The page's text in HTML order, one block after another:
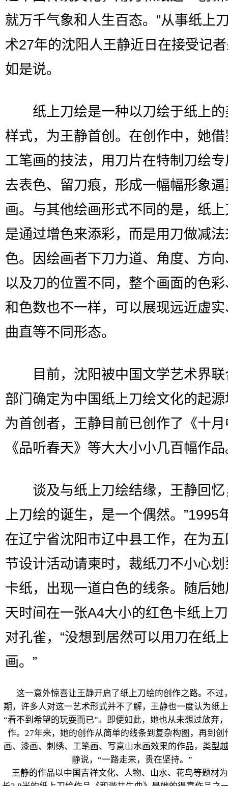
就万千气象和人生百态。”从事纸上
术27年的沈阳人王静近日在接受记
如是说。
纸上刀绘是一种以刀绘于纸上的
样式，为王静首创。在创作中，她
工笔画的技法，用刀片在特制刀绘
去表色、留刀痕，形成一幅幅形象
画。与其他绘画形式不同的是，纸
是通过增色来添彩，而是用刀做减
色。因绘画者下刀力道、角度、方
以及刀的位置不同，整个画面的色
和色数也不一样，可以展现远近虚
曲直等不同形态。
目前，沈阳被中国文学艺术界联
部门确定为中国纸上刀绘文化的起
为首创者，王静目前已创作了《十
《品听春天》等大大小小几百幅作
谈及与纸上刀绘结缘，王静回忆
上刀绘的诞生，是一个偶然。”1995
在辽宁省沈阳市辽中县工作，在为
节设计活动请柬时，裁纸刀不小心
卡纸，出现一道白色的线条。随后
天时间在一张A4大小的红色卡纸上
对孔雀，“没想到居然可以用刀在纸
画。”
这一意外惊喜让王静开启了纸上刀绘的创作之路。不过
期，许多人对这一艺术形式并不了解，王静也一度认为纸
“看不到希望的玩耍而已”。即便如此，她也从未想过放弃
作。27年来，她的创作从简单的线条到复杂构图，再到创
画、漆画、刺绣、工笔画、写意山水画效果的作品，类型
静说，“一路走来，贵在坚持。”
王静的作品以中国吉祥文化、人物、山水、花鸟等题材